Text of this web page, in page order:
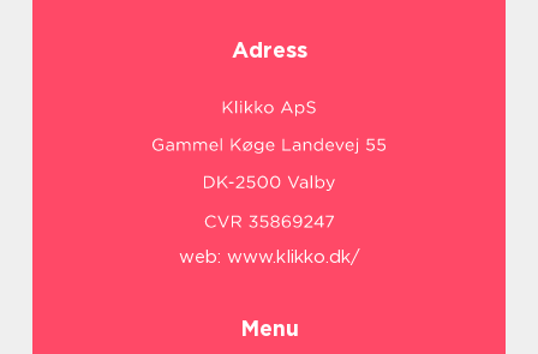
Adress
web: www.klikko.dk/
Menu